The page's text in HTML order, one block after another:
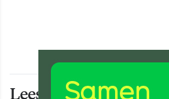
Lees ook deze artikelen